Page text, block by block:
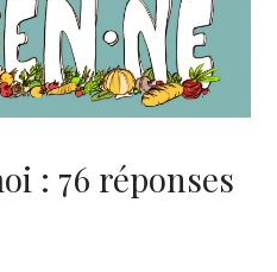
: 76 réponses